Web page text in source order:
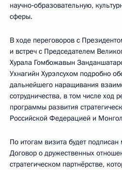
научно‑образовательную,
сферы.
В ходе переговоров с
и встреч с Председателем
Хурала Гомбожавын
Ухнагийн Хурэлсухом подробно
дальнейшего наращивания
сотрудничества, в том числе ход
программы развития
Российской Федерацией и
По итогам визита будет
Договор о дружественных
стратегическом партнёрстве,